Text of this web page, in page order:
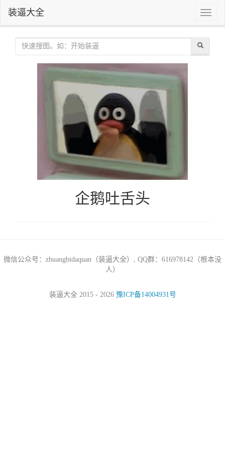
Toggle
装逼大全
企鹅吐舌头
微信公众号：zhuangbidaquan（装逼大全）, QQ群：616978142（根本没
人）
装逼大全 2015 - 2026 豫ICP备14004931号